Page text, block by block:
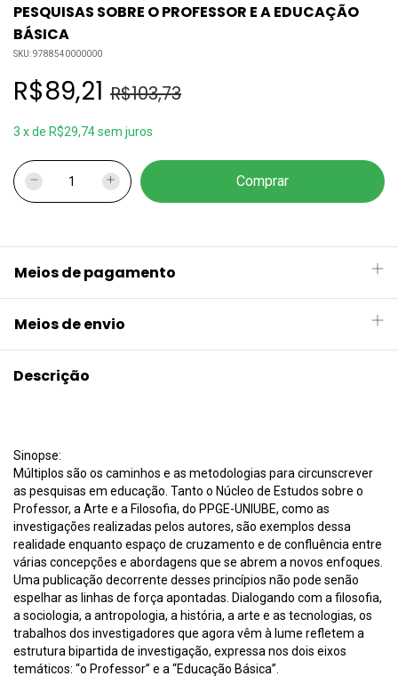
PESQUISAS SOBRE O PROFESSOR E A EDUCAÇÃO
BÁSICA
SKU:9788540000000
R$89,21 R$103,73
3 xde R$29,74sem juros
Meios de pagamento
Meios de envio
Descrição
Sinopse:
Múltiplos são os caminhos e as metodologias para circunscrever
as pesquisas em educação. Tanto o Núcleo de Estudos sobre o
Professor, a Arte e a Filosofia, do PPGE-UNIUBE, como as
investigações realizadas pelos autores, são exemplos dessa
realidade enquanto espaço de cruzamento e de confluência entre
várias concepções e abordagens que se abrem a novos enfoques.
Uma publicação decorrente desses princípios não pode senão
espelhar as linhas de força apontadas. Dialogando com a filosofia,
a sociologia, a antropologia, a história, a arte e as tecnologias, os
trabalhos dos investigadores que agora vêm à lume refletem a
estrutura bipartida de investigação, expressa nos dois eixos
temáticos: “o Professor” e a “Educação Básica”.